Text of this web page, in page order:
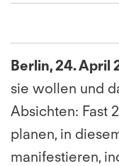
Berlin, 24. April
sie wollen und
Absichten: Fast
planen, in
manifestieren,